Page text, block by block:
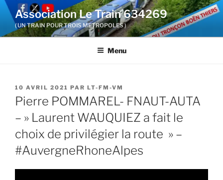
Aller
contenu
Association Le Train 634269
( UN TRAIN POUR TROIS METROPOLES )
Menu
PUBLIÉ
LE
10 AVRIL 2021 PAR LT-FM-VM
Pierre POMMAREL- FNAUT-AUTA
– » Laurent WAUQUIEZ a fait le
choix de privilégier la route » –
#AuvergneRhoneAlpes